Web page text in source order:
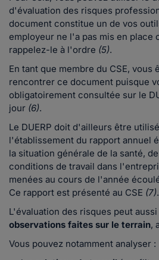
d'évaluation des risques
document constitue un de vos
employeur ne l'a pas mis en place
rappelez-le à l'ordre (5).
En tant que membre du CSE, vous
rencontrer ce document puisque
obligatoirement consultée sur le
jour (6).
Le DUERP doit d'ailleurs être
l'établissement du rapport annuel
la situation générale de la santé,
conditions de travail dans
menées au cours de l'année
Ce rapport est présenté au CSE (7).
L'évaluation des risques peut
observations faites sur le terrain,
Vous pouvez notamment analyser :